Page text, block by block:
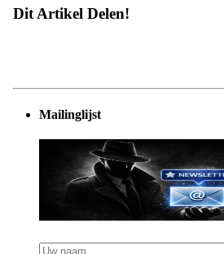
Dit Artikel Delen!
Mailinglijst